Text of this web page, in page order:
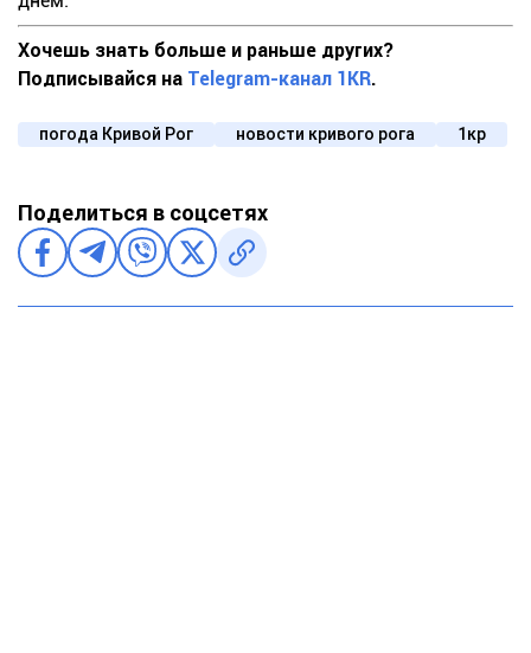
Хочешь знать больше и раньше других?
Подписывайся на Telegram-канал 1KR.
погода Кривой Рог новости кривого рога 1кр
Поделиться в соцсетях